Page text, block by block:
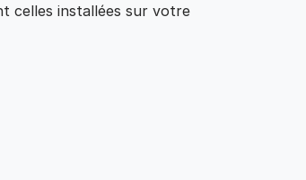
celles installées sur votre